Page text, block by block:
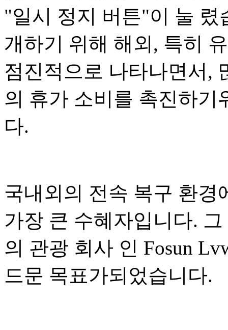
"일시 정지 버튼"이 눌 렸
개하기 위해 해외, 특히
점진적으로 나타나면서,
의 휴가 소비를 촉진하기
다.
국내외의 전속 복구 환경
가장 큰 수혜자입니다.
의 관광 회사 인 Fosun
드문 목표가되었습니다.